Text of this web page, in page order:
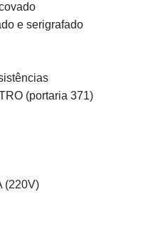
e serigrafado
(portaria 371)
(220V)